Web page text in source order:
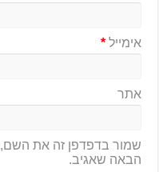
אימייל*
אתר
שמור בדפדפן זה את השם,
הבאה שאגיב.